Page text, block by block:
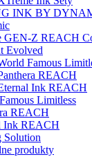
INK BY
GEN-Z REACH
Evolved
Famous
REACH
Ink REACH
Limitless
REACH
Ink REACH
Solution
produkty